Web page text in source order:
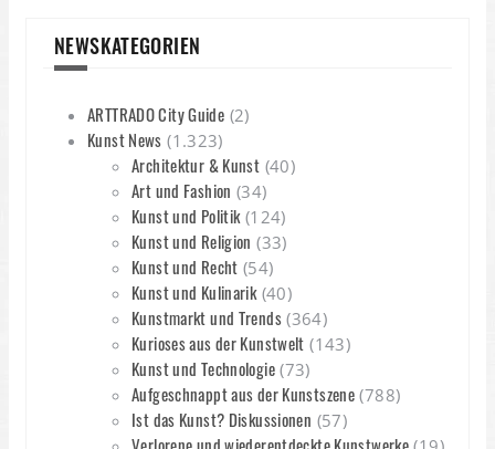
NEWSKATEGORIEN
ARTTRADO City Guide (2)
Kunst News (1.323)
Architektur & Kunst (40)
Art und Fashion (34)
Kunst und Politik(124)
Kunst und Religion (33)
Kunst und Recht (54)
Kunst und Kulinarik(40)
Kunstmarkt und Trends(364)
Kurioses aus der Kunstwelt (143)
Kunst und Technologie(73)
Aufgeschnappt aus der Kunstszene (788)
Ist das Kunst? Diskussionen (57)